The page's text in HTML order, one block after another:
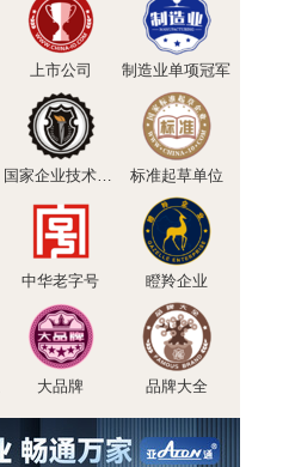
上市公司 制造业单项冠军
国家企业技术中心 标准起草单位
中华老字号 瞪羚企业
大品牌 品牌大全